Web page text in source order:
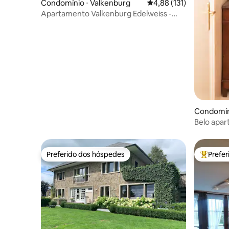
Condomínio ⋅ Valkenburg 4,88 de uma avaliação
4,88 (131)
Apartamento Valkenburg Edelweiss -
Belo
Preferido dos hóspedes
Preferido dos hóspedes Entre